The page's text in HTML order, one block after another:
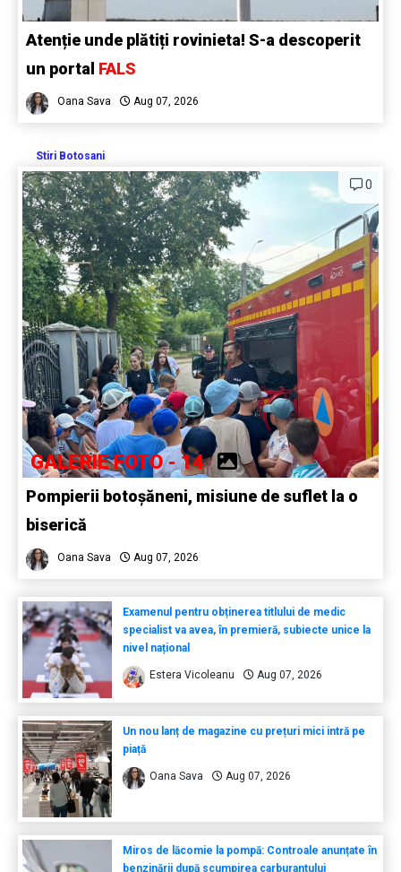
Atenție unde plătiți rovinieta! S-a descoperit
un portal FALS
Oana Sava Aug 07, 2026
Stiri Botosani
0
GALERIE FOTO - 14
Pompierii botoșăneni, misiune de suflet la o
biserică
Oana Sava Aug 07, 2026
Examenul pentru obținerea titlului de medic
specialist va avea, în premieră, subiecte unice la
nivel național
Estera Vicoleanu Aug 07, 2026
Un nou lanț de magazine cu prețuri mici intră pe
piață
Oana Sava Aug 07, 2026
Miros de lăcomie la pompă: Controale anunțate în
benzinării după scumpirea carburantului